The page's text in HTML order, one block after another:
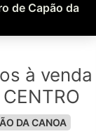
de Capão da
à venda
DA CANOA